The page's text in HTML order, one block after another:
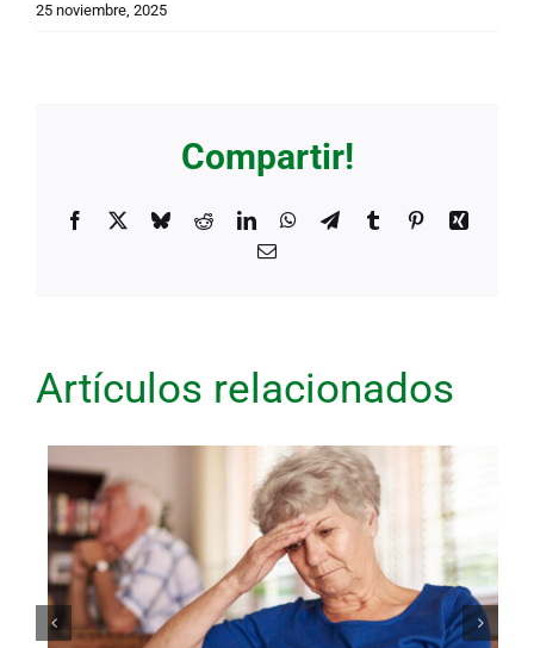
25 noviembre, 2025
Compartir!
Facebook BlueskyRedditLinkedInWhatsApp
TelegramTumblr PinterestXing
Correo
Artículos relacionados